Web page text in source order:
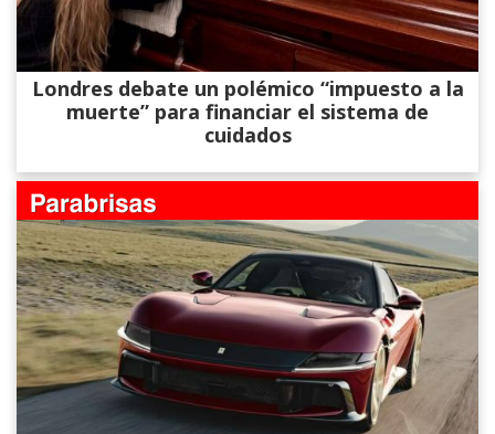
Londres debate un polémico “impuesto a la
muerte” para financiar el sistema de
cuidados